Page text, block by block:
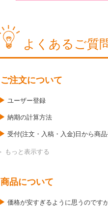
よくあるご質
ご注文について
ユーザー登録
納期の計算方法
受付(注文・入稿・入金)日から商
複数の注文をする場合、同梱発送
商品について
価格が安すぎるように思うのです